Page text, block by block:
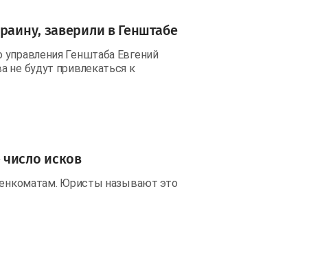
заверили в Генштабе
управления Генштаба Евгений
не будут привлекаться к
исков
Юристы называют это